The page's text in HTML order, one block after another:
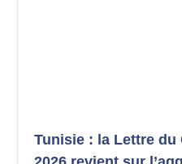
Tunisie : la Lettre